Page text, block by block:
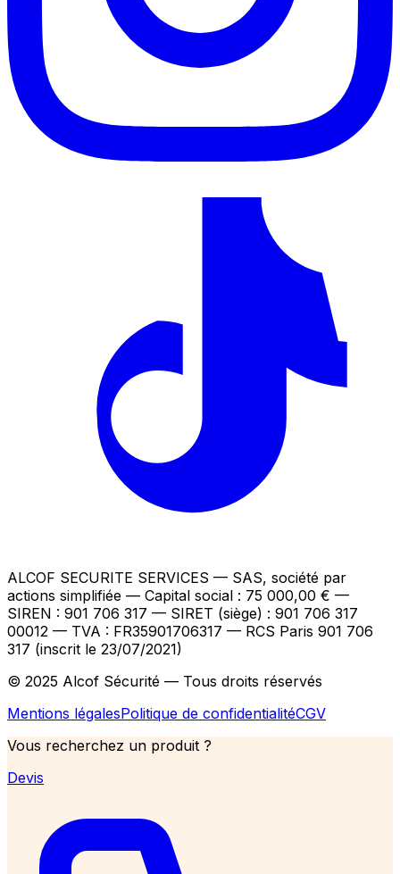
ALCOF SECURITE SERVICES — SAS, société par
actions simplifiée — Capital social : 75 000,00 € —
SIREN : 901 706 317 — SIRET (siège) : 901 706 317
00012 — TVA : FR35901706317 — RCS Paris 901 706
317 (inscrit le 23/07/2021)
© 2025 Alcof Sécurité — Tous droits réservés
Mentions légalesPolitique de confidentialitéCGV
Vous recherchez un produit ?
Devis